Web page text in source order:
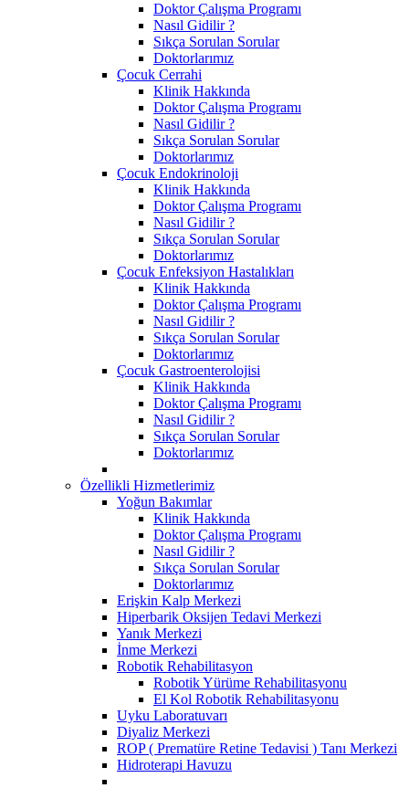
Doktor Çalışma Programı
Nasıl Gidilir ?
Sıkça Sorulan Sorular
Doktorlarımız
Çocuk Cerrahi
Klinik Hakkında
Doktor Çalışma Programı
Nasıl Gidilir ?
Sıkça Sorulan Sorular
Doktorlarımız
Çocuk Endokrinoloji
Klinik Hakkında
Doktor Çalışma Programı
Nasıl Gidilir ?
Sıkça Sorulan Sorular
Doktorlarımız
Çocuk Enfeksiyon Hastalıkları
Klinik Hakkında
Doktor Çalışma Programı
Nasıl Gidilir ?
Sıkça Sorulan Sorular
Doktorlarımız
Çocuk Gastroenterolojisi
Klinik Hakkında
Doktor Çalışma Programı
Nasıl Gidilir ?
Sıkça Sorulan Sorular
Doktorlarımız
Özellikli Hizmetlerimiz
Yoğun Bakımlar
Klinik Hakkında
Doktor Çalışma Programı
Nasıl Gidilir ?
Sıkça Sorulan Sorular
Doktorlarımız
Erişkin Kalp Merkezi
Hiperbarik Oksijen Tedavi Merkezi
Yanık Merkezi
İnme Merkezi
Robotik Rehabilitasyon
Robotik Yürüme Rehabilitasyonu
El Kol Robotik Rehabilitasyonu
Uyku Laboratuvarı
Diyaliz Merkezi
ROP ( Prematüre Retine Tedavisi ) Tanı Merkezi
Hidroterapi Havuzu